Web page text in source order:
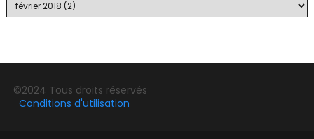
©2024 Tous droits réservés
Conditions d'utilisation